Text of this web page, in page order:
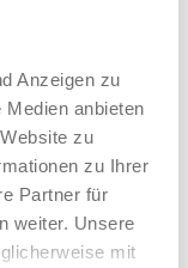
Anzeigen zu
anbieten
zu
zu Ihrer
Partner für
weiter. Unsere
mit
geeignet.
verschluckt
Referenz
leicht von der